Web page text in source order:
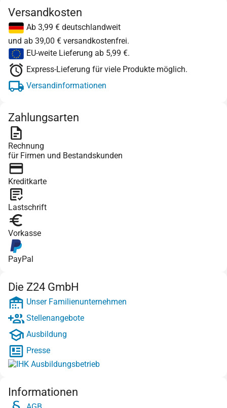
Versandkosten
Ab 3,99 € deutschlandweit
und ab 39,00 € versandkostenfrei.
EU-weite Lieferung ab 5,99 €.
Express-Lieferung für viele Produkte möglich.
Versandinformationen
Zahlungsarten
Rechnung
für Firmen und Bestandskunden
Kreditkarte
Lastschrift
Vorkasse
PayPal
Die Z24 GmbH
Unser Familienunternehmen
Stellenangebote
Ausbildung
Presse
Informationen